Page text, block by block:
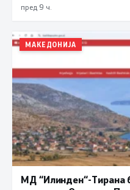
пред 9 ч.
МАКЕДОНИЈА
МД “Илинден“-Тирана